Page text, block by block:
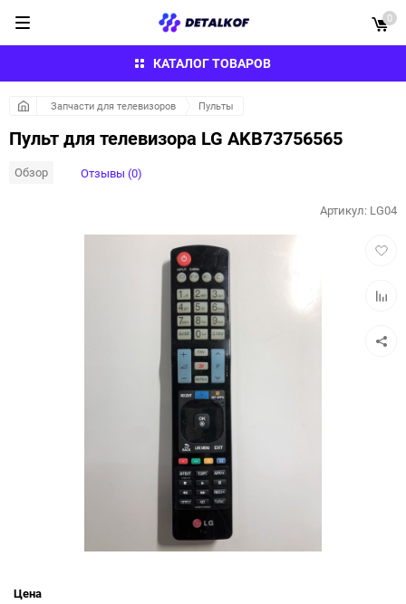
КАТАЛОГ ТОВАРОВ
0
Запчасти для телевизоров Пульты
Пульт для телевизора LG AKB73756565
Обзор Отзывы (0)
Артикул: LG04
Цена